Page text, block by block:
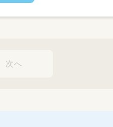
定める事業所
次へ